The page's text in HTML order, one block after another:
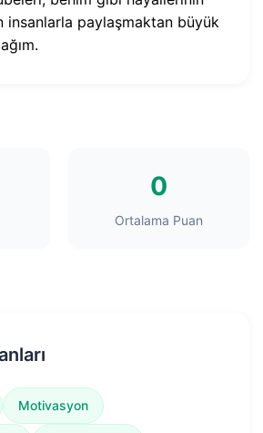
insanlarla paylaşmaktan büyük
0
Ortalama Puan
Motivasyon